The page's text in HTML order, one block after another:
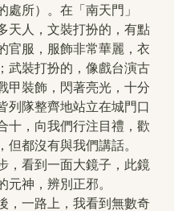
處所）。在「南天門」
天人，文裝打扮的，有點
官服，服飾非常華麗，衣
武裝打扮的，像戲台演古
甲裝飾，閃著亮光，十分
列隊整齊地站立在城門口
十，向我們行注目禮，歡
但都沒有與我們講話。
，看到一面大鏡子，此鏡
元神，辨別正邪。
，一路上，我看到無數奇